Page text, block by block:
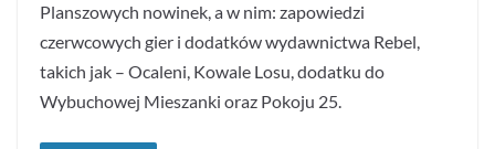
Planszowych nowinek, a w nim: zapowiedzi
czerwcowych gier i dodatków wydawnictwa Rebel,
takich jak – Ocaleni, Kowale Losu, dodatku do
Wybuchowej Mieszanki oraz Pokoju 25.